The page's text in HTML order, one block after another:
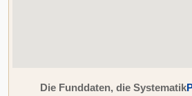
Die Funddaten, die Systematik